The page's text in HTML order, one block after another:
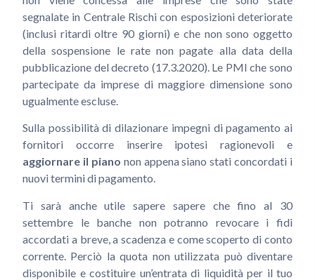
segnalate in Centrale Rischi con esposizioni deteriorate
(inclusi ritardi oltre 90 giorni) e che non sono oggetto
della sospensione le rate non pagate alla data della
pubblicazione del decreto (17.3.2020). Le PMI che sono
partecipate da imprese di maggiore dimensione sono
ugualmente escluse.
Sulla possibilità di dilazionare impegni di pagamento ai
fornitori occorre inserire ipotesi ragionevoli e
aggiornare il piano non appena siano stati concordati i
nuovi termini di pagamento.
Ti sarà anche utile sapere sapere che fino al 30
settembre le banche non potranno revocare i fidi
accordati a breve, a scadenza e come scoperto di conto
corrente. Perciò la quota non utilizzata può diventare
disponibile e costituire un’entrata di liquidità per il tuo